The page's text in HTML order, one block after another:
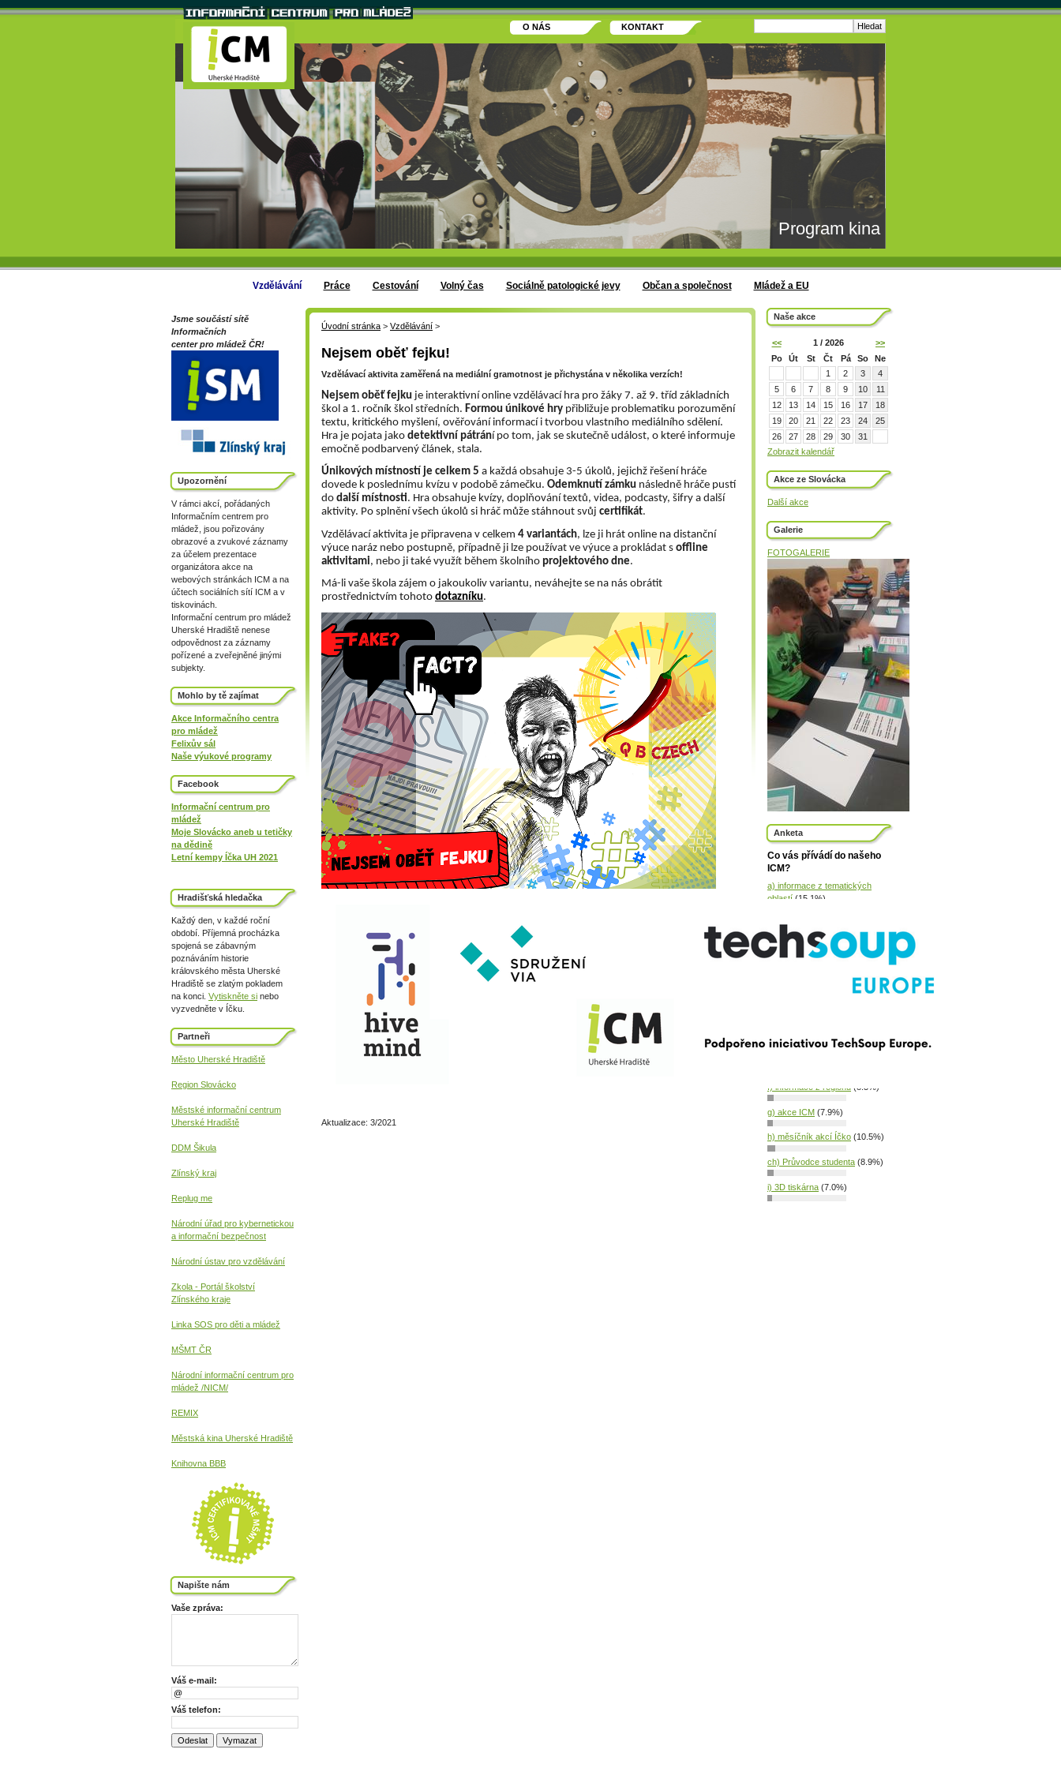
O NÁS KONTAKT
Program kina
Vzdělávání Práce Cestování Volný čas Sociálně patologické jevy Občan a společnost Mládež a EU
Naše akce
<< 1 / 2026
>>
Po
Út St Čt Pá So
Ne
1
2 3
4
5
6 7 8 9 10
11
12
13 14 15 16 17
18
19
20 21 22 23 24
25
26
27 28 29 30
31
Zobrazit kalendář
Akce ze Slovácka
Další akce
Galerie
FOTOGALERIE
Anketa
Co vás přívádí do našeho
ICM?
a) informace z tematických
oblastí (15.1%)
b) poradenství (profesní, výběr
školy, psychologické, řešení
složitých životních situací...)
(17.0%)
c) prodej slevových karet ISIC,
f) informace z regionu (8.3%)
g) akce ICM (7.9%)
h) měsíčník akcí Íčko (10.5%)
ch) Průvodce studenta (8.9%)
i) 3D tiskárna (7.0%)
Jsme součástí sítě
Informačních
center pro mládež ČR!
Upozornění
V rámci akcí, pořádaných
Informačním centrem pro
mládež, jsou pořizovány
obrazové a zvukové záznamy
za účelem prezentace
organizátora akce na
webových stránkách ICM a na
účtech sociálních sítí ICM a v
tiskovinách.
Informační centrum pro mládež
Uherské Hradiště nenese
odpovědnost za záznamy
pořízené a zveřejněné jinými
subjekty.
Mohlo by tě zajímat
Akce Informačního centra
pro mládež
Felixův sál
Naše výukové programy
Facebook
Informační centrum pro
mládež
Moje Slovácko aneb u tetičky
na dědině
Letní kempy Íčka UH 2021
Hradišťská hledačka
Každý den, v každé roční
období. Příjemná procházka
spojená se zábavným
poznáváním historie
královského města Uherské
Hradiště se zlatým pokladem
na konci. Vytiskněte si nebo
vyzvedněte v Íčku.
Partneři
Město Uherské Hradiště
Region Slovácko
Městské informační centrum
Uherské Hradiště
DDM Šikula
Zlínský kraj
Replug me
Národní úřad pro kybernetickou
a informační bezpečnost
Národní ústav pro vzdělávání
Zkola - Portál školství
Zlínského kraje
Linka SOS pro děti a mládež
MŠMT ČR
Národní informační centrum pro
mládež /NICM/
REMIX
Městská kina Uherské Hradiště
Knihovna BBB
Napište nám
Vaše zpráva:
Váš e-mail:
Váš telefon:
Úvodní stránka > Vzdělávání >
Nejsem oběť fejku!
Vzdělávací aktivita zaměřená na mediální gramotnost je přichystána v několika verzích!
Nejsem oběť fejku je interaktivní online vzdělávací hra pro žáky 7. až 9. tříd základních
škol a 1. ročník škol středních. Formou únikové hry přibližuje problematiku porozumění
textu, kritického myšlení, ověřování informací i tvorbou vlastního mediálního sdělení.
Hra je pojata jako detektivní pátrání po tom, jak se skutečně událost, o které informuje
emočně podbarvený článek, stala.
Únikových místností je celkem 5 a každá obsahuje 3-5 úkolů, jejichž řešení hráče
dovede k poslednímu kvízu v podobě zámečku. Odemknutí zámku následně hráče pustí
do další místnosti. Hra obsahuje kvízy, doplňování textů, videa, podcasty, šifry a další
aktivity. Po splnění všech úkolů si hráč může stáhnout svůj certifikát.
Vzdělávací aktivita je připravena v celkem 4 variantách, lze ji hrát online na distanční
výuce naráz nebo postupně, případně ji lze používat ve výuce a prokládat s offline
aktivitami, nebo ji také využít během školního projektového dne.
Má-li vaše škola zájem o jakoukoliv variantu, neváhejte se na nás obrátit
prostřednictvím tohoto dotazníku.
Aktualizace: 3/2021